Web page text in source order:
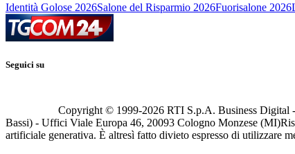
Identità Golose 2026Salone del Risparmio 2026Fuorisalone 2026
Seguici su
Copyright © 1999-2026 RTI S.p.A. Business Digital
Bassi) - Uffici Viale Europa 46, 20093 Cologno Monzese (MI)
artificiale generativa. È altresì fatto divieto espresso di utilizzare